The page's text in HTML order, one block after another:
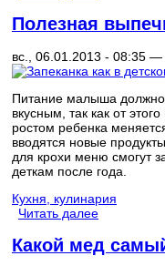
Полезная
вс., 06.01.2013 - 08:35 —
Питание малыша
вкусным, так как от
ростом ребенка
вводятся новые
для крохи меню смогут
деткам после года.
Кухня, кулинария
Читать далее
Какой мед